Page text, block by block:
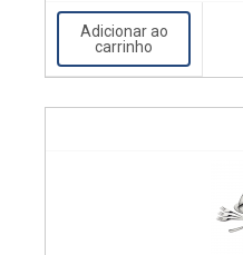
Adicionar ao
carrinho